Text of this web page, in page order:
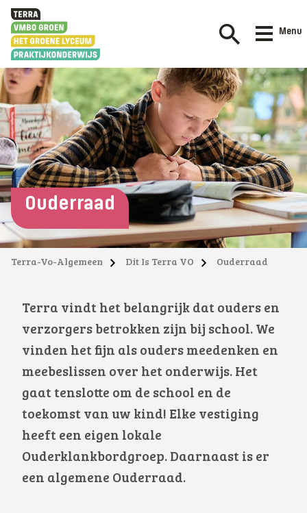
Menu
Ouderraad
Terra-Vo-Algemeen Dit Is Terra VO Ouderraad
Terra vindt het belangrijk dat ouders en
verzorgers betrokken zijn bij school. We
vinden het fijn als ouders meedenken en
meebeslissen over het onderwijs. Het
gaat tenslotte om de school en de
toekomst van uw kind! Elke vestiging
heeft een eigen lokale
Ouderklankbordgroep. Daarnaast is er
een algemene Ouderraad.